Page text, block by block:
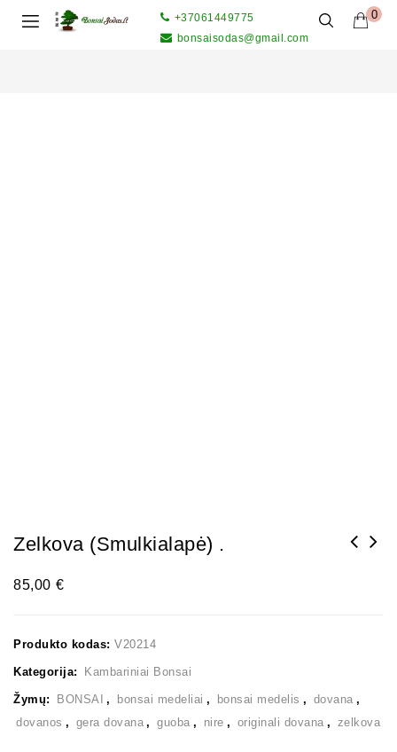
0
+37061449775
bonsaisodas@gmail.com
Zelkova (smulkialapė) .
85,00 €
Produkto kodas: V20214
Kategorija: Kambariniai Bonsai
Žymų: BONSAI , bonsai medeliai , bonsai medelis , dovana ,
dovanos , gera dovana , guoba , nire , originali dovana , zelkova